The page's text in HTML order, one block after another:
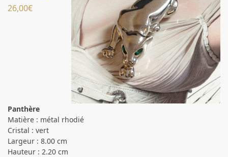
26,00€
Panthère
Matière : métal rhodié
Cristal : vert
Largeur : 8.00 cm
Hauteur : 2.20 cm